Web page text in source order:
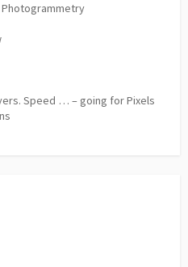
Speed … – going for Pixels